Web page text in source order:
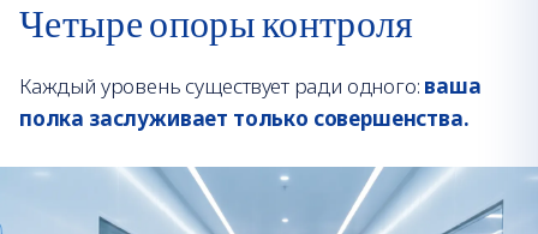
Четыре опоры контроля
Каждый уровень существует ради одного: ваша
полка заслуживает только совершенства.